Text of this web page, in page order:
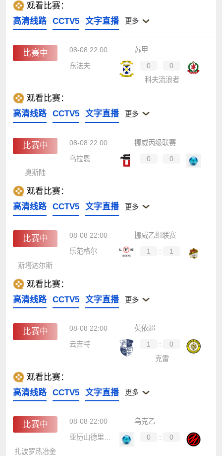
观看比赛：
高清线路
CCTV5 文字直播 更多
比赛中 08-08 22:00
苏甲
东法夫
0 :
0
科夫流浪者
观看比赛：
高清线路
CCTV5 文字直播 更多
比赛中 08-08 22:00
挪威丙级联赛
乌拉恩
0 :
0
奥斯陆
观看比赛：
高清线路
CCTV5 文字直播 更多
比赛中 08-08 22:00
挪威乙组联赛
乐范格尔
1 :
1
斯塔达尔斯
观看比赛：
高清线路
CCTV5 文字直播 更多
比赛中 08-08 22:00
英依超
云吉特
1 :
0
克雷
观看比赛：
高清线路
CCTV5 文字直播 更多
比赛中 08-08 22:00
乌克乙
0 :
0
扎波罗热冶金